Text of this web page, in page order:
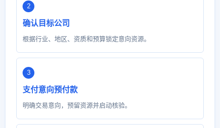
确认目标公司
根据行业、地区、资质和预算锁定意向资源。
支付意向预付款
明确交易意向，预留资源并启动核验。